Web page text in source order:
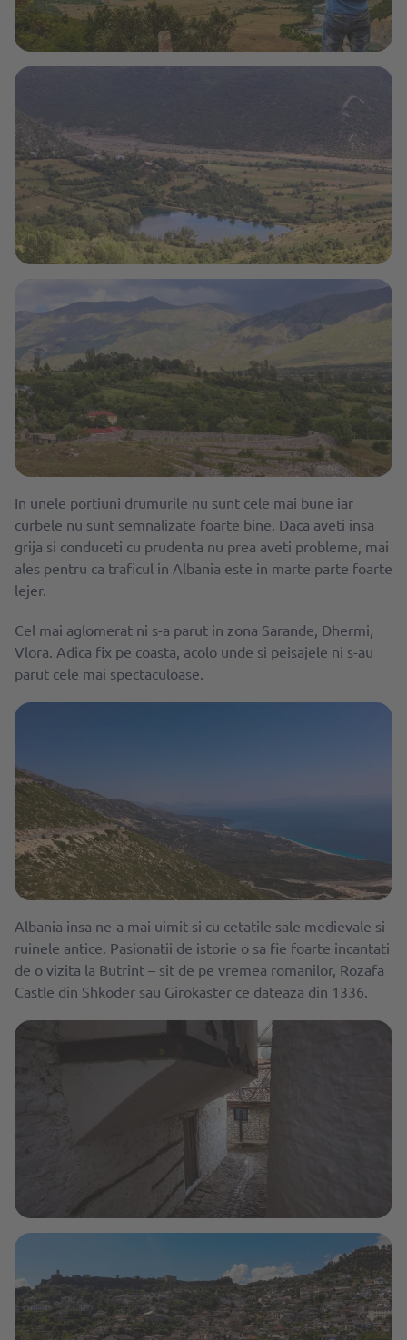
In unele portiuni drumurile nu sunt cele mai bune iar
curbele nu sunt semnalizate foarte bine. Daca aveti insa
grija si conduceti cu prudenta nu prea aveti probleme, mai
ales pentru ca traficul in Albania este in marte parte foarte
lejer.
Cel mai aglomerat ni s-a parut in zona Sarande, Dhermi,
Vlora. Adica fix pe coasta, acolo unde si peisajele ni s-au
parut cele mai spectaculoase.
Albania insa ne-a mai uimit si cu cetatile sale medievale si
ruinele antice. Pasionatii de istorie o sa fie foarte incantati
de o vizita la Butrint – sit de pe vremea romanilor, Rozafa
Castle din Shkoder sau Girokaster ce dateaza din 1336.